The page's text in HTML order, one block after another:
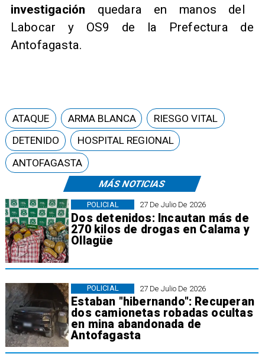
investigación quedara en manos del
Labocar y OS9 de la Prefectura de
Antofagasta.
MÁS NOTICIAS
27 De Julio De 2026
Dos detenidos: Incautan más de
270 kilos de drogas en Calama y
Ollagüe
POLICIAL
27 De Julio De 2026
Estaban "hibernando": Recuperan
dos camionetas robadas ocultas
en mina abandonada de
Antofagasta
POLICIAL
ATAQUE ARMA BLANCA
RIESGO VITAL
DETENIDO
HOSPITAL REGIONAL
ANTOFAGASTA